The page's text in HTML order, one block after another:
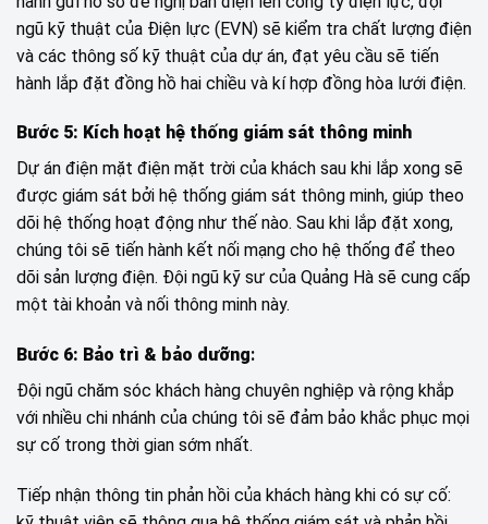
ngũ kỹ thuật của Điện lực (EVN) sẽ kiểm tra chất lượng điện
và các thông số kỹ thuật của dự án, đạt yêu cầu sẽ tiến
hành lắp đặt đồng hồ hai chiều và kí hợp đồng hòa lưới điện.
Bước 5: Kích hoạt hệ thống giám sát thông minh
Dự án điện mặt điện mặt trời của khách sau khi lắp xong sẽ
được giám sát bởi hệ thống giám sát thông minh, giúp theo
dõi hệ thống hoạt động như thế nào. Sau khi lắp đặt xong,
chúng tôi sẽ tiến hành kết nối mạng cho hệ thống để theo
dõi sản lượng điện. Đội ngũ kỹ sư của Quảng Hà sẽ cung cấp
một tài khoản và nối thông minh này.
Bước 6: Bảo trì & bảo dưỡng:
Đội ngũ chăm sóc khách hàng chuyên nghiệp và rộng khắp
với nhiều chi nhánh của chúng tôi sẽ đảm bảo khắc phục mọi
sự cố trong thời gian sớm nhất.
Tiếp nhận thông tin phản hồi của khách hàng khi có sự cố: